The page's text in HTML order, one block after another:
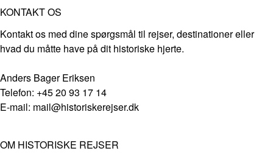
KONTAKT OS
Kontakt os med dine spørgsmål til rejser, destinationer eller
hvad du måtte have på dit historiske hjerte.
Anders Bager Eriksen
Telefon: +45 20 93 17 14
E-mail: mail@historiskerejser.dk
OM HISTORISKE REJSER